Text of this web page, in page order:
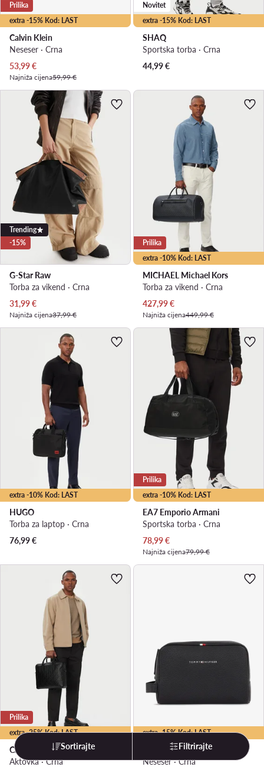
extra -15% Kod: LAST
Prilika
Calvin Klein
Neseser · Crna
Trenutna cijena
53,99€
Najniža cijena59,99 €
extra -15% Kod: LAST
Novitet
SHAQ
Sportska torba · Crna
44,99€
Trending
-15%
G-Star Raw
Torba za vikend · Crna
Trenutna cijena
31,99€
Najniža cijena37,99 €
extra -10% Kod: LAST
Prilika
MICHAEL Michael Kors
Torba za vikend · Crna
Trenutna cijena
427,99€
Najniža cijena449,99 €
extra -10% Kod: LAST
HUGO
Torba za laptop · Crna
76,99€
extra -10% Kod: LAST
Prilika
EA7 Emporio Armani
Sportska torba · Crna
Trenutna cijena
78,99€
Najniža cijena79,99 €
extra -25% Kod: LAST
Prilika
Calvin Klein
Aktovka · Crna
extra -15% Kod: LAST
Tommy Hilfiger
Neseser · Crna
Sortirajte Filtrirajte